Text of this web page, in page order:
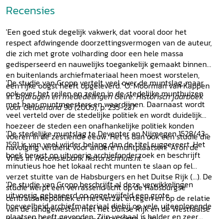
Recensies
'Een goed stuk degelijk vakwerk, dat vooral door het
respect afdwingende doorzettingsvermogen van de auteur,
die zich met grote volharding door een hele massa
gedisperseerd en nauwelijks toegankelijk gemaakt binnen-
en buitenlands archiefmateriaal heen moest worstelen,
een rijke oogst heeft opgeleverd.' O. Moorman van Kappen
in:Bijdragen en mededelingen Gelre. Historisch jaarboek
voor Gelderland96 (2005), p. 235-237
'De studie van Gropp vertelt veel over de muntslag, maar
ook over het reilen en zeilen in de stedelijke munthuizen
met haar muntmeesters en waardijnen. Daarnaast wordt
veel verteld over de stedelijke politiek en wordt duidelijk
hoezeer de steden een onafhankelijke politiek konden
voeren in de zestiende eeuw. Het is dan ook een studie die
navolging verdient voor andere muntplaatsen.' Aron de
Vries in:Recensiebank historischhuis.nl.
'De stedelijke muntslag te Deventer en Nijmegen 1528/43-
1591 is van veel wijder belang dan de titel suggereert. Het
boek berust op uitvoerig archiefonderzoek en beschrijft
minutieus hoe het lokaal recht munten te slaan op fel
verzet stuitte van de Habsburgers en het Duitse Rijk (...). De
studie werpt een verrassend licht op de Habsburgse
centralisatiepolitiek en het verzet ertegen en op de relatie
van de landgewesten met het Duitse Rijk en de Westfaalse
'De studie van Gropp beschrijft al deze verwikkelingen
uitvoerig, gebaseerd op ongetwijfeld een grote
hoeveelheid archiefmateriaal diehij op vele, uiteenlopende
plaatsen heeft gevonden. Zijn verhaal is helder en zeer